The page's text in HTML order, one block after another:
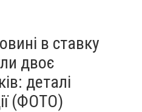
в ставку
двоє
деталі
(ФОТО)